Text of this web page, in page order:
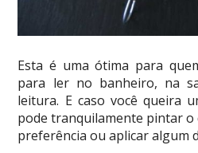
Esta é uma ótima para
para ler no banheiro, na
leitura. E caso você queira
pode tranquilamente pintar o
preferência ou aplicar algum